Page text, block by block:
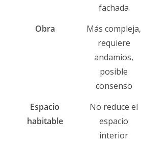
fachada
Obra
Más compleja,
requiere
andamios,
posible
consenso
Espacio
habitable
No reduce el
espacio
interior